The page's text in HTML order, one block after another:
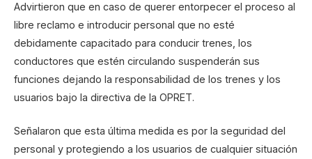
Advirtieron que en caso de querer entorpecer el proceso al
libre reclamo e introducir personal que no esté
debidamente capacitado para conducir trenes, los
conductores que estén circulando suspenderán sus
funciones dejando la responsabilidad de los trenes y los
usuarios bajo la directiva de la OPRET.
Señalaron que esta última medida es por la seguridad del
personal y protegiendo a los usuarios de cualquier situación